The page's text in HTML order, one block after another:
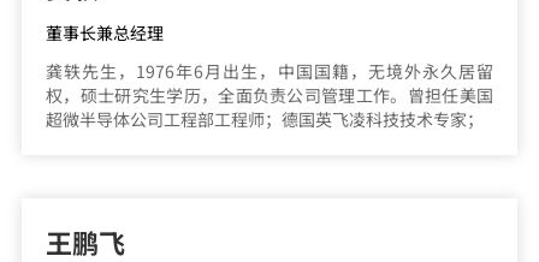
董事长兼总经理
龚轶先生，1976年6月出生，中国国籍，无境外永久居留
权，硕士研究生学历，全面负责公司管理工作。曾担任美国
超微半导体公司工程部工程师；德国英飞凌科技技术专家；
王鹏飞